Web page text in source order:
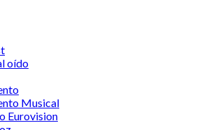
oído
Musical
Eurovision